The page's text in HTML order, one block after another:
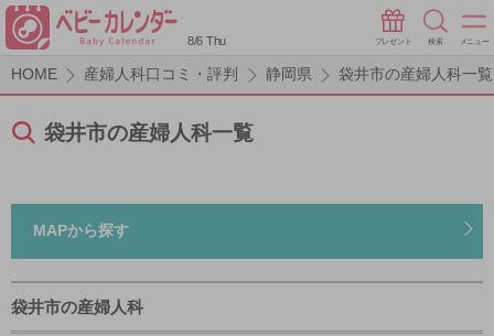
8/6 Thu プレゼント 検索 メニュー
HOME 産婦人科口コミ・評判 静岡県 袋井市の産婦人科一覧
袋井市の産婦人科一覧
MAPから探す
袋井市の産婦人科